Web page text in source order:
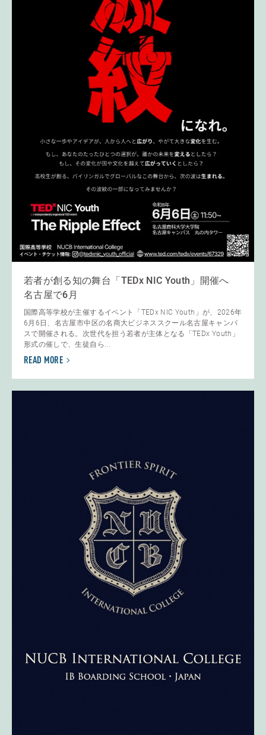
若者が創る知の舞台「TEDx NIC Youth」開催へ
名古屋で6月
国際高等学校が主催するイベント「TEDx NIC Youth」が、2026年
6月6日、名古屋市中区の名商大ビジネススクール名古屋キャンパ
スで開催される。次世代を担う若者が主体となる「TEDx Youth」
形式の催しで、生徒自ら...
READ MORE